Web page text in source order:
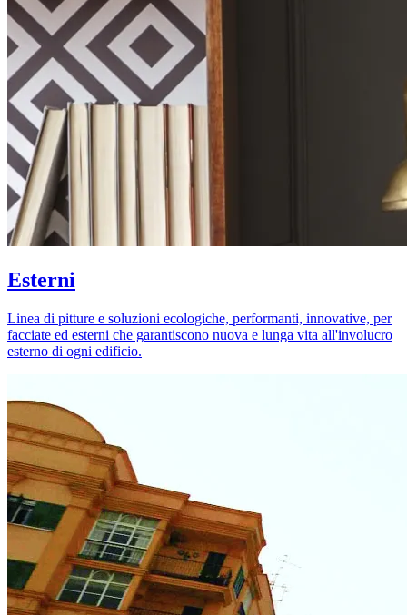
Esterni
Linea di pitture e soluzioni ecologiche, performanti, innovative, per
facciate ed esterni che garantiscono nuova e lunga vita all'involucro
esterno di ogni edificio.